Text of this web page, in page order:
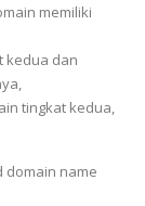
memiliki
kedua dan
tingkat kedua,
domain name